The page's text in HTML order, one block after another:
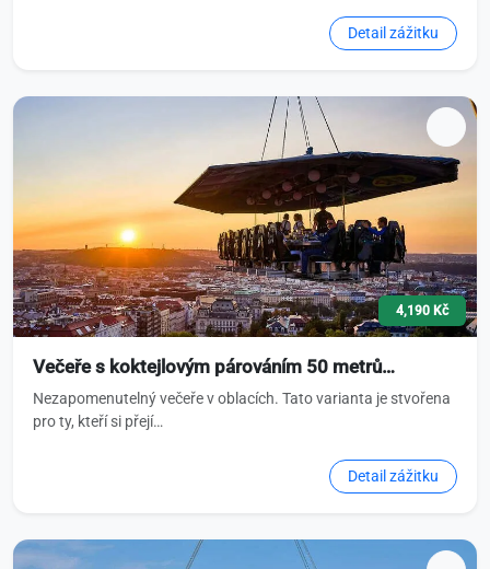
Detail zážitku
4,190 Kč
Večeře s koktejlovým párováním 50 metrů…
Nezapomenutelný večeře v oblacích. Tato varianta je stvořena
pro ty, kteří si přejí…
Detail zážitku